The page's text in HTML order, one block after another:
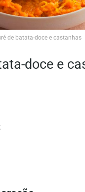
de batata-doce e castanhas
doce e